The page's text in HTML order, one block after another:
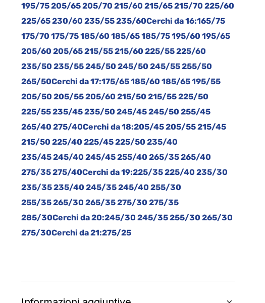
195/75 205/65 205/70 215/60 215/65 215/70 225/60
225/65 230/60 235/55 235/60Cerchi da 16:165/75
175/70 175/75 185/60 185/65 185/75 195/60 195/65
205/60 205/65 215/55 215/60 225/55 225/60
235/50 235/55 245/50 245/50 245/55 255/50
265/50Cerchi da 17:175/65 185/60 185/65 195/55
205/50 205/55 205/60 215/50 215/55 225/50
225/55 235/45 235/50 245/45 245/50 255/45
265/40 275/40Cerchi da 18:205/45 205/55 215/45
215/50 225/40 225/45 225/50 235/40
235/45 245/40 245/45 255/40 265/35 265/40
275/35 275/40Cerchi da 19:225/35 225/40 235/30
235/35 235/40 245/35 245/40 255/30
255/35 265/30 265/35 275/30 275/35
285/30Cerchi da 20:245/30 245/35 255/30 265/30
275/30Cerchi da 21:275/25